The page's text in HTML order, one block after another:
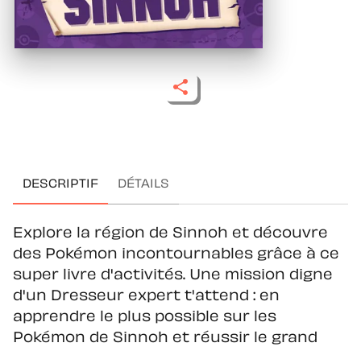
DESCRIPTIF DÉTAILS
Explore la région de Sinnoh et découvre
des Pokémon incontournables grâce à ce
super livre d'activités. Une mission digne
d'un Dresseur expert t'attend : en
apprendre le plus possible sur les
Pokémon de Sinnoh et réussir le grand